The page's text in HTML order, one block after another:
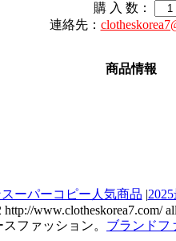
購 入 数：
連絡先：
商品情報
ーパーコピー人気商品 |
www.clotheskorea7.com/
ファッション。 ブランドフ